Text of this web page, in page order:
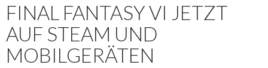
FINAL FANTASY VI JETZT
AUF STEAM UND
MOBILGERÄTEN